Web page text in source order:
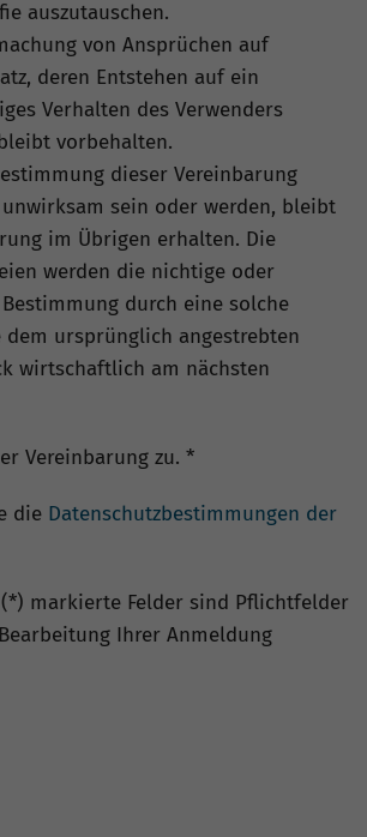
auszutauschen.
von Ansprüchen auf
deren Entstehen auf ein
Verhalten des Verwenders
vorbehalten.
dieser Vereinbarung
sein oder werden, bleibt
im Übrigen erhalten. Die
werden die nichtige oder
durch eine solche
dem ursprünglich angestrebten
wirtschaftlich am nächsten
Vereinbarung zu. *
die Datenschutzbestimmungen der
markierte Felder sind Pflichtfelder
Ihrer Anmeldung